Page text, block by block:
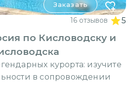
Заказать
16 отзывов 5
по Кисловодску и
курорта: изучите
в сопровождении